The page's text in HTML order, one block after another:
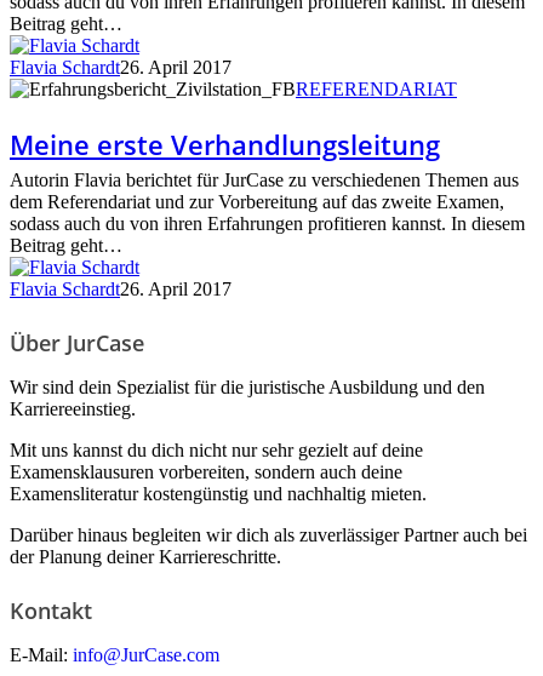
Beitrag geht…
Flavia Schardt26. April 2017
Meine
Verhandlungsleitung
REFERENDARIAT
Meine erste Verhandlungsleitung
Autorin Flavia berichtet für JurCase zu verschiedenen Themen aus
dem Referendariat und zur Vorbereitung auf das zweite Examen,
sodass auch du von ihren Erfahrungen profitieren kannst. In diesem
Beitrag geht…
Flavia Schardt26. April 2017
Über JurCase
Wir sind dein Spezialist für die juristische Ausbildung und den
Karriereeinstieg.
Mit uns kannst du dich nicht nur sehr gezielt auf deine
Examensklausuren vorbereiten, sondern auch deine
Examensliteratur kostengünstig und nachhaltig mieten.
Darüber hinaus begleiten wir dich als zuverlässiger Partner auch bei
der Planung deiner Karriereschritte.
Kontakt
E-Mail: info@JurCase.com